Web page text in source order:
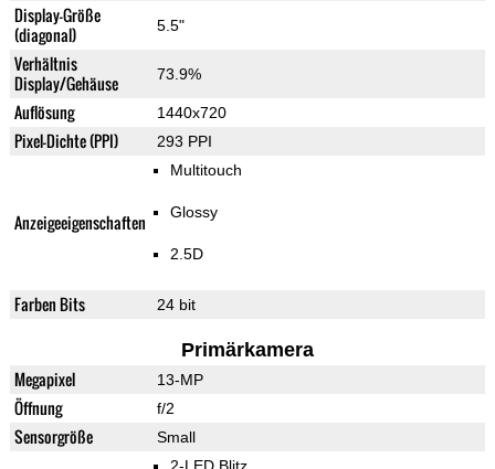
Display-Größe
(diagonal)
5.5"
Verhältnis
Display/Gehäuse
73.9%
Auflösung 1440x720
Pixel-Dichte (PPI) 293 PPI
Anzeigeeigenschaften
Multitouch
Glossy
2.5D
Farben Bits 24 bit
Primärkamera
Megapixel 13-MP
Öffnung f/2
Sensorgröße
Small